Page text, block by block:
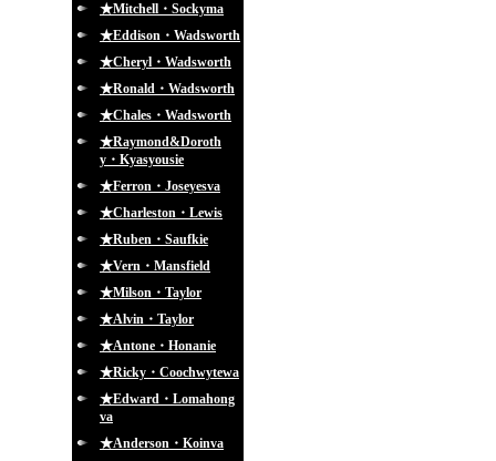
★Mitchell・Sockyma
★Eddison・Wadsworth
★Cheryl・Wadsworth
★Ronald・Wadsworth
★Chales・Wadsworth
★Raymond&Doroth
y・Kyasyousie
★Ferron・Joseyesva
★Charleston・Lewis
★Ruben・Saufkie
★Vern・Mansfield
★Milson・Taylor
★Alvin・Taylor
★Antone・Honanie
★Ricky・Coochwytewa
★Edward・Lomahong
va
★Anderson・Koinva